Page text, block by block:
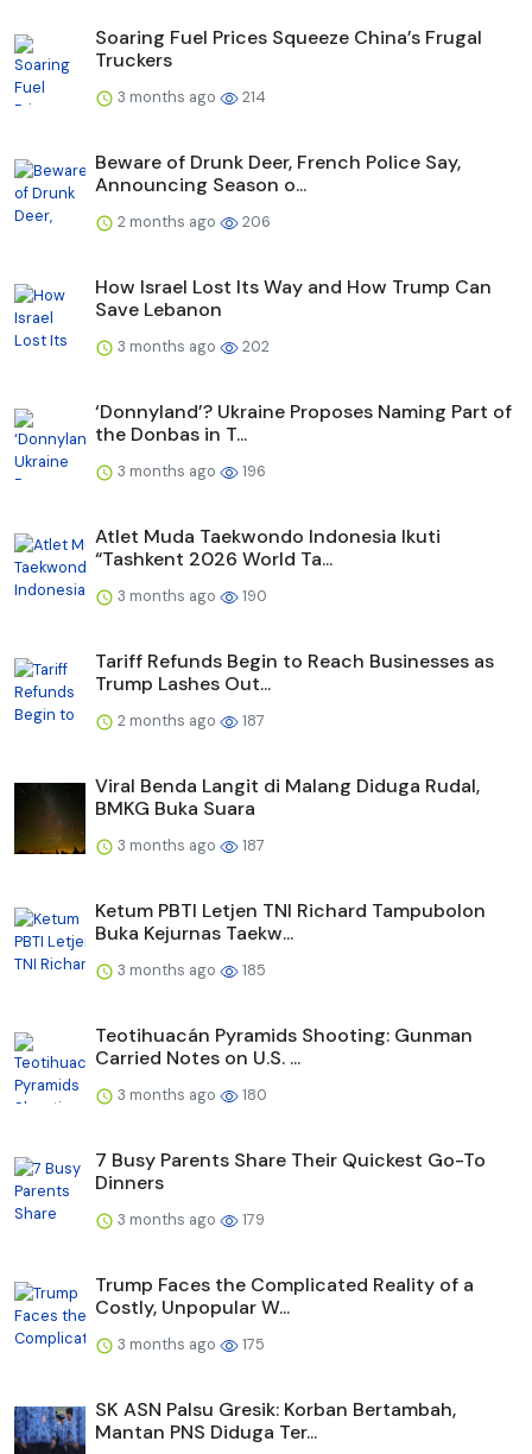
Soaring Fuel Prices Squeeze China’s Frugal
Truckers
3 months ago 214
Beware of Drunk Deer, French Police Say,
Announcing Season o...
2 months ago 206
How Israel Lost Its Way and How Trump Can
Save Lebanon
3 months ago 202
‘Donnyland’? Ukraine Proposes Naming Part of
the Donbas in T...
3 months ago 196
Atlet Muda Taekwondo Indonesia Ikuti
“Tashkent 2026 World Ta...
3 months ago 190
Tariff Refunds Begin to Reach Businesses as
Trump Lashes Out...
2 months ago 187
Viral Benda Langit di Malang Diduga Rudal,
BMKG Buka Suara
3 months ago 187
Ketum PBTI Letjen TNI Richard Tampubolon
Buka Kejurnas Taekw...
3 months ago 185
Teotihuacán Pyramids Shooting: Gunman
Carried Notes on U.S. ...
3 months ago 180
7 Busy Parents Share Their Quickest Go-To
Dinners
3 months ago 179
Trump Faces the Complicated Reality of a
Costly, Unpopular W...
3 months ago 175
SK ASN Palsu Gresik: Korban Bertambah,
Mantan PNS Diduga Ter...